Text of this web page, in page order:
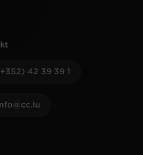
42 39 39 1